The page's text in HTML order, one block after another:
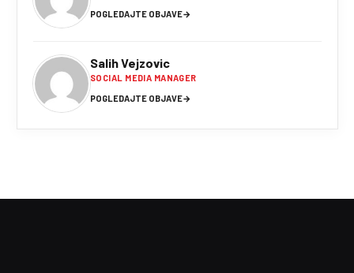
POGLEDAJTE OBJAVE→
Salih Vejzovic
SOCIAL MEDIA MANAGER
POGLEDAJTE OBJAVE→